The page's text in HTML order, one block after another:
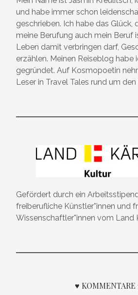
und habe immer schon
geschrieben. Ich habe das Glück,
meine Berufung auch mein Beruf
Leben damit verbringen darf,
erzählen. Meinen Reiseblog habe
gegründet. Auf Kosmopoetin
Leser in Travel Tales rund um
Gefördert durch ein
freiberufliche Künstler*innen und
Wissenschaftler*innen vom Land
♥ KOMMENTARE